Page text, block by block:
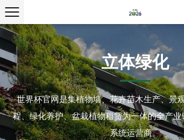
立体绿化
世界杯官网是集植物墙、花卉苗木生产、景
程、绿化养护、盆栽植物租赁为一体的全产
系统运营商。